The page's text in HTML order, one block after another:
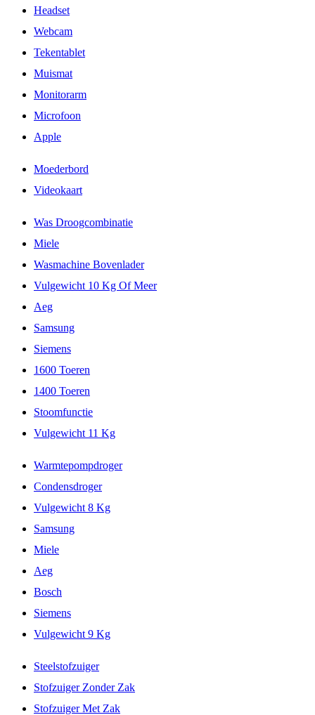
Headset
Webcam
Tekentablet
Muismat
Monitorarm
Microfoon
Apple
Moederbord
Videokaart
Was Droogcombinatie
Miele
Wasmachine Bovenlader
Vulgewicht 10 Kg Of Meer
Aeg
Samsung
Siemens
1600 Toeren
1400 Toeren
Stoomfunctie
Vulgewicht 11 Kg
Warmtepompdroger
Condensdroger
Vulgewicht 8 Kg
Samsung
Miele
Aeg
Bosch
Siemens
Vulgewicht 9 Kg
Steelstofzuiger
Stofzuiger Zonder Zak
Stofzuiger Met Zak